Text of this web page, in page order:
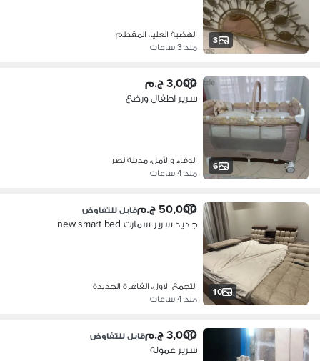
3
الهضبة العليا، المقطم
منذ 3 ساعات
6
3,000 ج.م
سرير اطفال ورضع
الوفاء والأمل، مدينة نصر
منذ 4 ساعات
10
50,000 ج.م قابل للتفاوض
جديد سرير سمارت new smart bed
التجمع الاول، القاهرة الجديدة
منذ 4 ساعات
3,000 ج.م قابل للتفاوض
سرير عموله